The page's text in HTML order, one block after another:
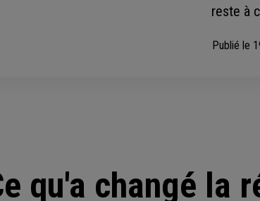
reste à
Publié le
qu'a changé la